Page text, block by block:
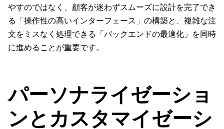
やすのではなく、顧客が迷わずスムーズに設計を完了でき
る「操作性の高いインターフェース」の構築と、複雑な注
文をミスなく処理できる「バックエンドの最適化」を同時
に進めることが重要です。
パーソナライゼーショ
ンとカスタマイゼーシ